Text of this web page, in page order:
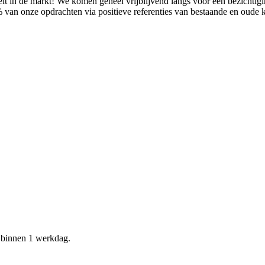
onze opdrachten via positieve referenties van bestaande en
1 werkdag.